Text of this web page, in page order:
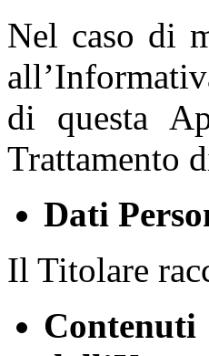
Nel caso di
di questa
Trattamento
Dati
Il Titolare